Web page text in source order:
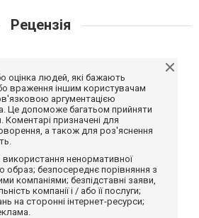
Рецензія
оцінка людей, які бажають
враження іншим користувачам
аргументацією
Це допоможе багатьом прийняти
Коментарі призначені для
а також для роз'яснення
використання ненормативної
образ; безпосереднє порівняння з
компаніями; безпідставні заяви,
компанії і / або її послуги;
на сторонні інтернет-ресурси;